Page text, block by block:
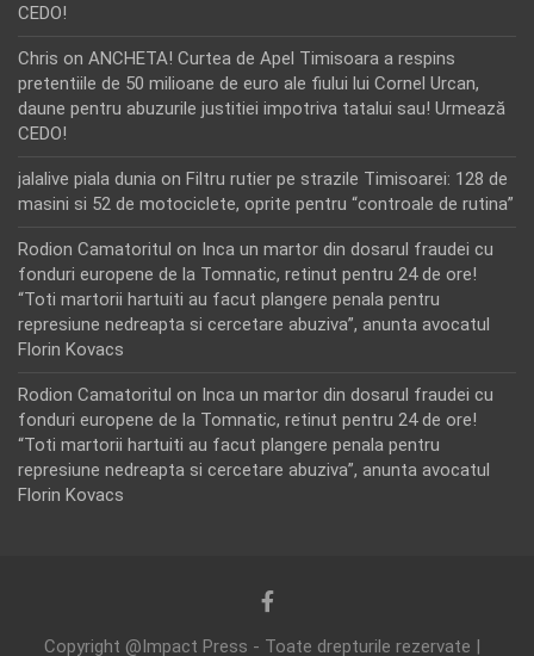
CEDO!
Chris on ANCHETA! Curtea de Apel Timisoara a respins
pretentiile de 50 milioane de euro ale fiului lui Cornel Urcan,
daune pentru abuzurile justitiei impotriva tatalui sau! Urmează
CEDO!
jalalive piala dunia on Filtru rutier pe strazile Timisoarei: 128 de
masini si 52 de motociclete, oprite pentru “controale de rutina”
Rodion Camatoritul on Inca un martor din dosarul fraudei cu
fonduri europene de la Tomnatic, retinut pentru 24 de ore!
“Toti martorii hartuiti au facut plangere penala pentru
represiune nedreapta si cercetare abuziva”, anunta avocatul
Florin Kovacs
Rodion Camatoritul on Inca un martor din dosarul fraudei cu
fonduri europene de la Tomnatic, retinut pentru 24 de ore!
“Toti martorii hartuiti au facut plangere penala pentru
represiune nedreapta si cercetare abuziva”, anunta avocatul
Florin Kovacs
Copyright @Impact Press - Toate drepturile rezervate |